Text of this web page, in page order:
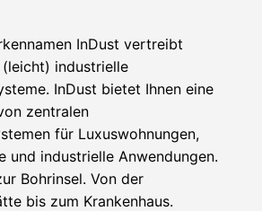
InDust vertreibt
industrielle
InDust bietet Ihnen eine
zentralen
für Luxuswohnungen,
und industrielle Anwendungen.
Bohrinsel. Von der
bis zum Krankenhaus.